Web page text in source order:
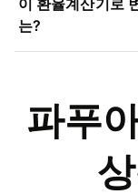
는?
파푸